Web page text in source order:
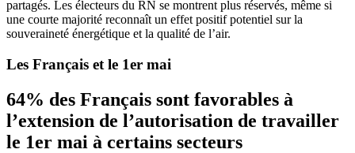
partagés. Les électeurs du RN se montrent plus réservés, même si
une courte majorité reconnaît un effet positif potentiel sur la
souveraineté énergétique et la qualité de l’air.
Les Français et le 1er mai
64% des Français sont favorables à
l’extension de l’autorisation de travailler
le 1er mai à certains secteurs